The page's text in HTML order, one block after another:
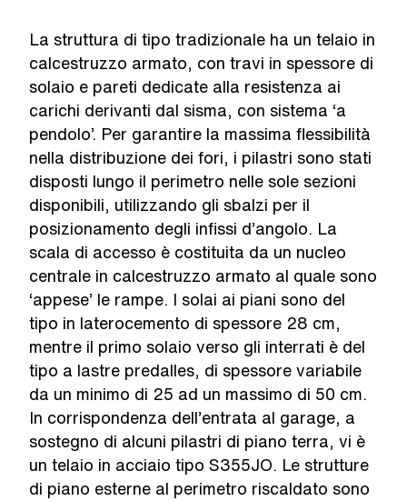
La struttura di tipo tradizionale ha un telaio in
calcestruzzo armato, con travi in spessore di
solaio e pareti dedicate alla resistenza ai
carichi derivanti dal sisma, con sistema ‘a
pendolo’. Per garantire la massima flessibilità
nella distribuzione dei fori, i pilastri sono stati
disposti lungo il perimetro nelle sole sezioni
disponibili, utilizzando gli sbalzi per il
posizionamento degli infissi d’angolo. La
scala di accesso è costituita da un nucleo
centrale in calcestruzzo armato al quale sono
‘appese’ le rampe. I solai ai piani sono del
tipo in laterocemento di spessore 28 cm,
mentre il primo solaio verso gli interrati è del
tipo a lastre predalles, di spessore variabile
da un minimo di 25 ad un massimo di 50 cm.
In corrispondenza dell’entrata al garage, a
sostegno di alcuni pilastri di piano terra, vi è
un telaio in acciaio tipo S355JO. Le strutture
di piano esterne al perimetro riscaldato sono